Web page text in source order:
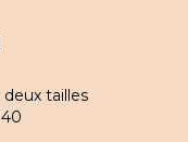
tailles